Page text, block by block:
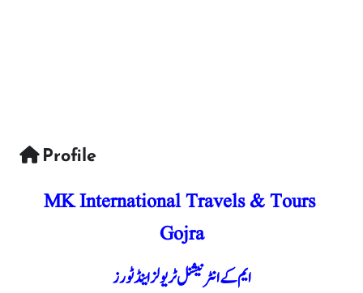
Profile
MK International Travels & Tours
Gojra
ایم کے انٹرنیشنل ٹریولز اینڈ ٹورز